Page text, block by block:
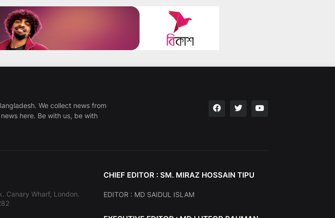
We collect news from
here. Be with us, be with
Canary Wharf, London.
CHIEF EDITOR : SM. MIRAZ HOSSAIN TIPU
EDITOR : MD SAIDUL ISLAM